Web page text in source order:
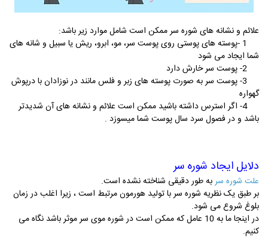
علائم و نشانه های شوره سر ممکن است شامل موارد زیر باشد:
1 -پوسته های پوستی روی پوست سر، مو، ابرو، ریش یا سبیل و شانه های
شما ایجاد می شود
3- پوست سر به صورت پوسته های زبر و فلس مانند در نوزادان با درپوش
گهواره
4- اگر استرس داشته باشید ممکن است علائم و نشانه های آن شدیدتر
باشد و در فصول سرد سال پوست شما میسوزد .
دلایل ایجاد شوره سر
علت شوره سربه طور دقیقی شناخته نشده است.
بر طبق یک نظریه شوره سر با تولید هورمون مرتبط است ، زیرا اغلب در زمان
بلوغ شروع می شود.
در اینجا ما به 10 عامل که ممکن است در شوره موی سر موثر باشد نگاه می
کنیم.